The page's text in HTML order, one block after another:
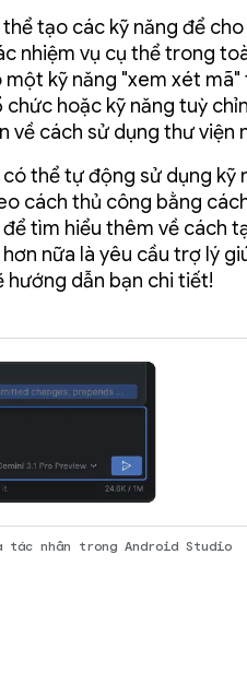
tạo các kỹ năng để
nhiệm vụ cụ thể trong
kỹ năng "xem xét mã"
hoặc kỹ năng tuỳ
cách sử dụng thư viện
thể tự động sử dụng kỹ
cách thủ công bằng
để tìm hiểu thêm về cách
nữa là yêu cầu trợ lý
hướng dẫn bạn chi tiết!
tác nhân trong Android Studio